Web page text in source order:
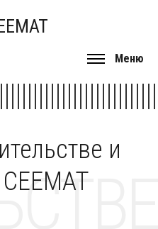
Меню
и